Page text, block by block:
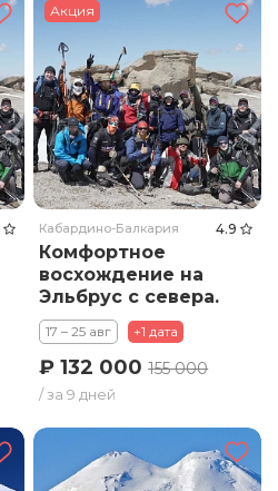
Акция
Кабардино-Балкария 4.9
Комфортное
восхождение на
Эльбрус с севера.
Тариф Стандарт
17 – 25 авг +1 дата
₽ 132 000155 000
/ за 9 дней